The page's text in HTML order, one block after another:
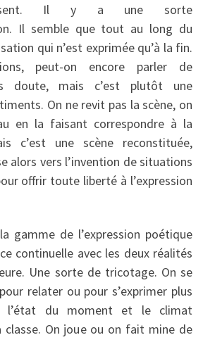
Il y a une sorte
Il semble que tout au long du
qui n’est exprimée qu’à la fin.
peut-on encore parler de
doute, mais c’est plutôt une
On ne revit pas la scène, on
en la faisant correspondre à la
c’est une scène reconstituée,
alors vers l’invention de situations
offrir toute liberté à l’expression
gamme de l’expression poétique
continuelle avec les deux réalités
Une sorte de tricotage. On se
relater ou pour s’exprimer plus
l’état du moment et le climat
classe. On joue ou on fait mine de